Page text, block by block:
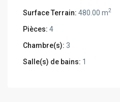
Surface Terrain: 480.00 m2
Pièces: 4
Chambre(s): 3
Salle(s) de bains: 1